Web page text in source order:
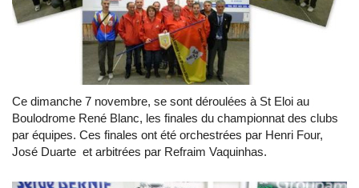
Ce dimanche 7 novembre, se sont déroulées à St Eloi au
Boulodrome René Blanc, les finales du championnat des clubs
par équipes. Ces finales ont été orchestrées par Henri Four,
José Duarte et arbitrées par Refraim Vaquinhas.